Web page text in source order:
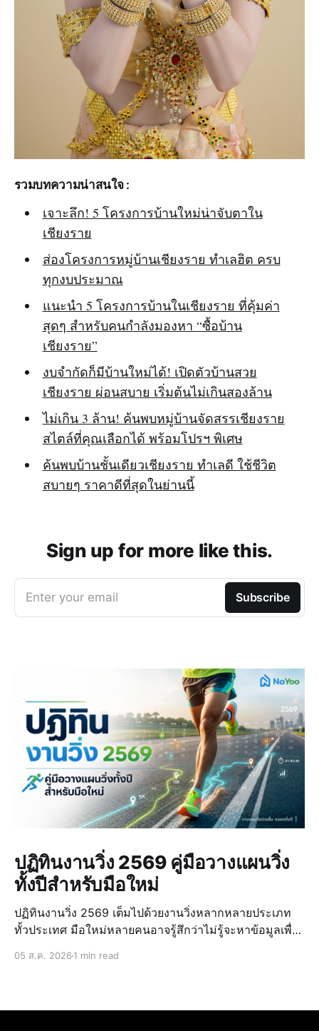
รวมบทความน่าสนใจ :
เจาะลึก! 5 โครงการบ้านใหม่น่าจับตาใน
เชียงราย
ส่องโครงการหมู่บ้านเชียงราย ทำเลฮิต ครบ
ทุกงบประมาณ
แนะนำ 5 โครงการบ้านในเชียงราย ที่คุ้มค่า
สุดๆ สำหรับคนกำลังมองหา “ซื้อบ้าน
เชียงราย”
งบจำกัดก็มีบ้านใหม่ได้! เปิดตัวบ้านสวย
เชียงราย ผ่อนสบาย เริ่มต้นไม่เกินสองล้าน
ไม่เกิน 3 ล้าน! ค้นพบหมู่บ้านจัดสรรเชียงราย
สไตล์ที่คุณเลือกได้ พร้อมโปรฯ พิเศษ
ค้นพบบ้านชั้นเดียวเชียงราย ทำเลดี ใช้ชีวิต
สบายๆ ราคาดีที่สุดในย่านนี้
Sign up for more like this.
Enter your email Subscribe
ปฏิทินงานวิ่ง 2569 คู่มือวางแผนวิ่ง
ทั้งปีสำหรับมือใหม่
ปฏิทินงานวิ่ง 2569 เต็มไปด้วยงานวิ่งหลากหลายประเภท
ทั้วประเทศ มือใหม่หลายคนอาจรู้สึกว่าไม่รู้จะหาข้อมูลเพื่อ
05 ส.ค. 2026 1 min read